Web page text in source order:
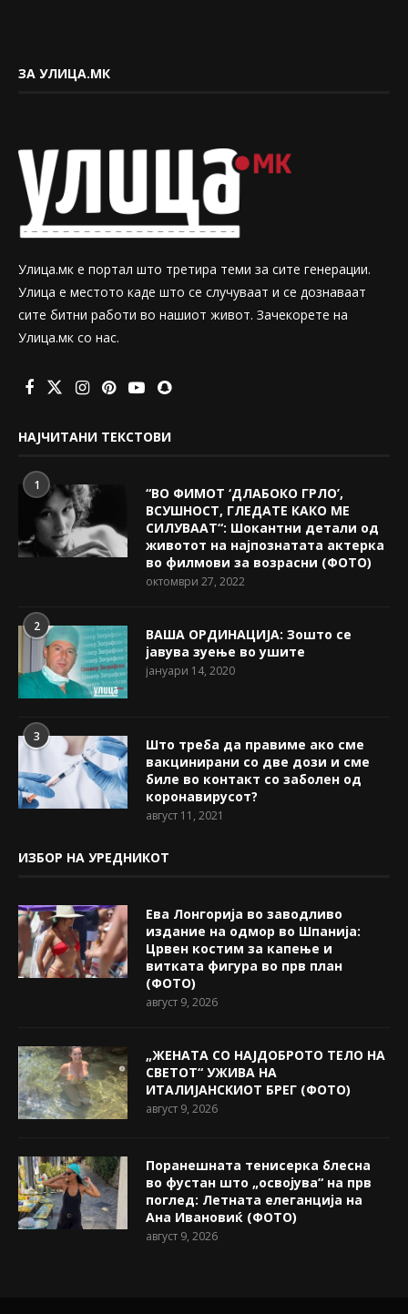
ЗА УЛИЦА.МК
Улица.мк е портал што третира теми за сите генерации.
Улица е местото каде што се случуваат и се дознаваат
сите битни работи во нашиот живот. Зачекорете на
Улица.мк со нас.
НАЈЧИТАНИ ТЕКСТОВИ
1
“ВО ФИМОТ ‘ДЛАБОКО ГРЛО’,
ВСУШНОСТ, ГЛЕДАТЕ КАКО МЕ
СИЛУВААТ“: Шокантни детали од
животот на најпознатата актерка
во филмови за возрасни (ФОТО)
октомври 27, 2022
2
ВАША ОРДИНАЦИЈА: Зошто се
јавува зуење во ушите
јануари 14, 2020
3
Што треба да правиме ако сме
вакцинирани со две дози и сме
биле во контакт со заболен од
коронавирусот?
август 11, 2021
ИЗБОР НА УРЕДНИКОТ
Ева Лонгорија во заводливо
издание на одмор во Шпанија:
Црвен костим за капење и
витката фигура во прв план
(ФОТО)
август 9, 2026
„ЖЕНАТА СО НАЈДОБРОТО ТЕЛО НА
СВЕТОТ“ УЖИВА НА
ИТАЛИЈАНСКИОТ БРЕГ (ФОТО)
август 9, 2026
Поранешната тенисерка блесна
во фустан што „освојува“ на прв
поглед: Летната елеганција на
Ана Ивановиќ (ФОТО)
август 9, 2026